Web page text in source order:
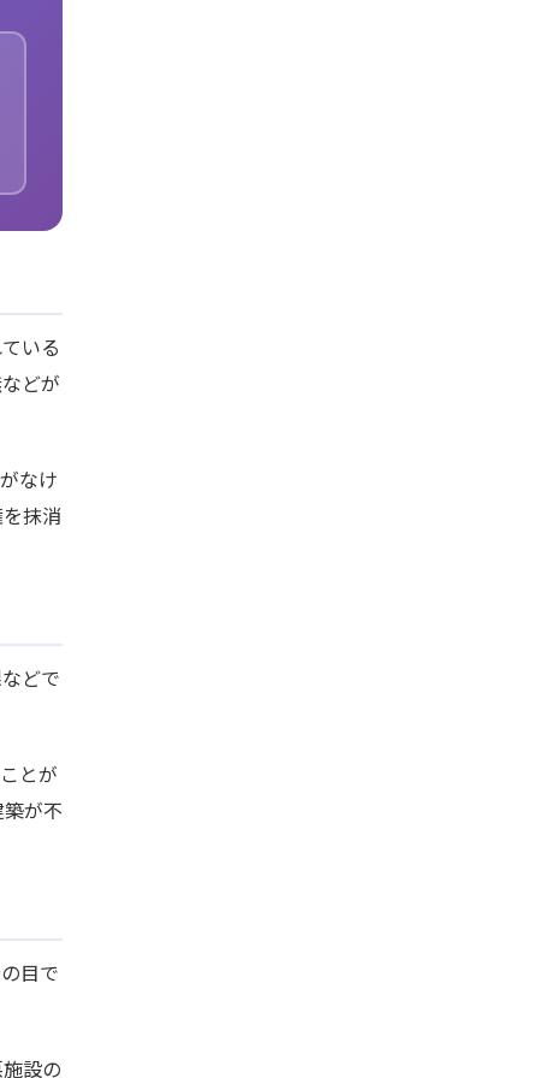
いる
どが
なけ
抹消
どで
とが
が不
目で
設の